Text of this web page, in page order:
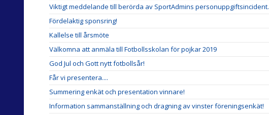
Viktigt meddelande till berörda av SportAdmins personuppgiftsincident.
Fördelaktig sponsring!
Kallelse till årsmöte
Välkomna att anmäla till Fotbollsskolan för pojkar 2019
God Jul och Gott nytt fotbollsår!
Får vi presentera....
Summering enkät och presentation vinnare!
Information sammanställning och dragning av vinster föreningsenkät!